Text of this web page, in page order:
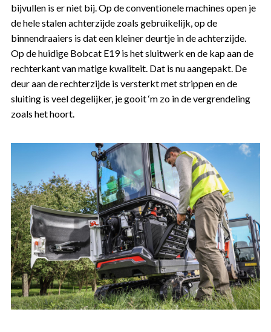
bijvullen is er niet bij. Op de conventionele machines open je
de hele stalen achterzijde zoals gebruikelijk, op de
binnendraaiers is dat een kleiner deurtje in de achterzijde.
Op de huidige Bobcat E19 is het sluitwerk en de kap aan de
rechterkant van matige kwaliteit. Dat is nu aangepakt. De
deur aan de rechterzijde is versterkt met strippen en de
sluiting is veel degelijker, je gooit ‘m zo in de vergrendeling
zoals het hoort.